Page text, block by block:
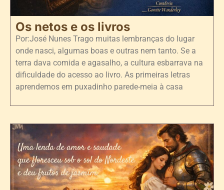
Os netos e os livros
Por:José Nunes Trago muitas lembranças do lugar
onde nasci, algumas boas e outras nem tanto. Se a
terra dava comida e agasalho, a cultura esbarrava na
dificuldade do acesso ao livro. As primeiras letras
aprendemos em puxadinho parede-meia à casa